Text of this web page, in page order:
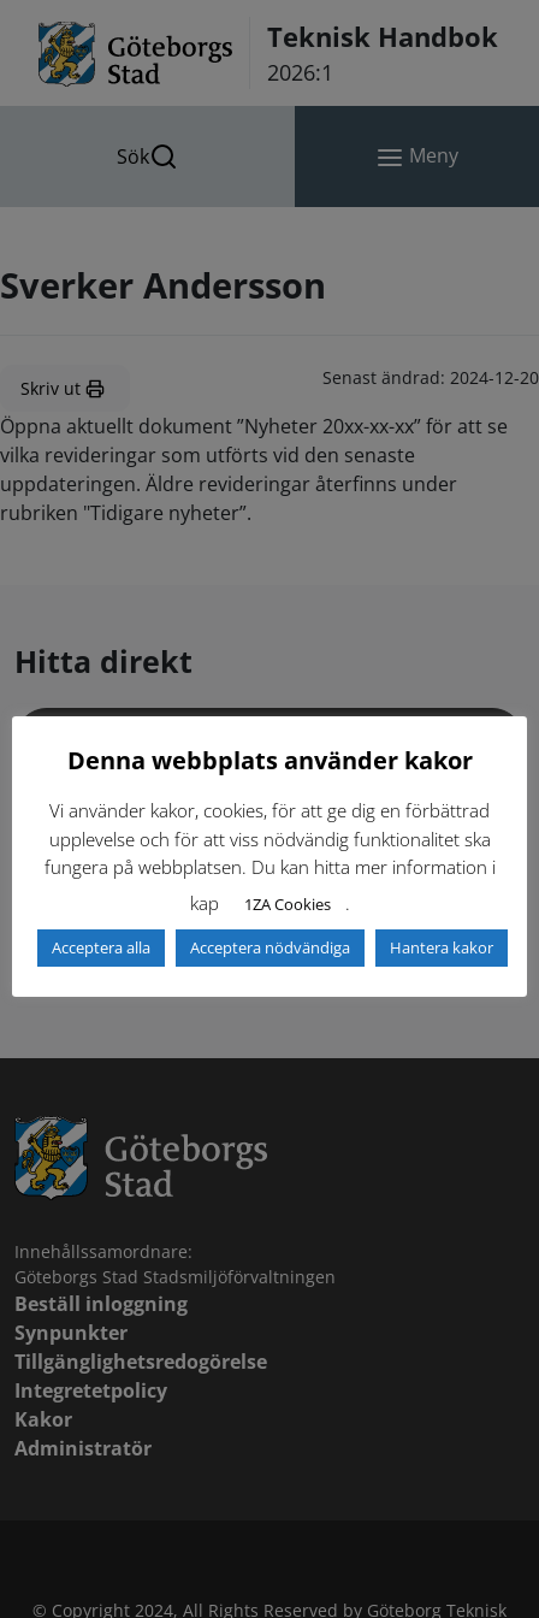
Teknisk Handbok
2026:1
Sök Meny
Sverker Andersson
Skriv ut Senast ändrad: 2024-12-20
Öppna aktuellt dokument ”Nyheter 20xx-xx-xx” för att se
vilka revideringar som utförts vid den senaste
uppdateringen. Äldre revideringar återfinns under
rubriken "Tidigare nyheter”.
Hitta direkt
Dokumentbibliotek Kontaktlista
Tidigare versioner Nyheter
Säkerhetsordningen
Innehållssamordnare:
Göteborgs Stad Stadsmiljöförvaltningen
Beställ inloggning
Synpunkter
Tillgänglighetsredogörelse
Integretetpolicy
Kakor
Administratör
© Copyright 2024, All Rights Reserved by Göteborg Teknisk
Denna webbplats använder kakor
Vi använder kakor, cookies, för att ge dig en förbättrad
upplevelse och för att viss nödvändig funktionalitet ska
fungera på webbplatsen. Du kan hitta mer information i
kap
1ZA Cookies .
Acceptera alla Acceptera nödvändiga Hantera kakor